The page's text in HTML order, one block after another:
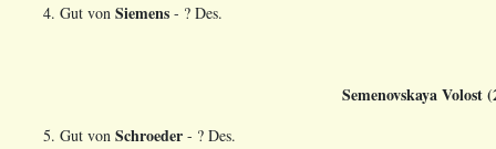
4. Gut von Siemens - ? Des.
Semenovskaya Volost
5. Gut von Schroeder - ? Des.